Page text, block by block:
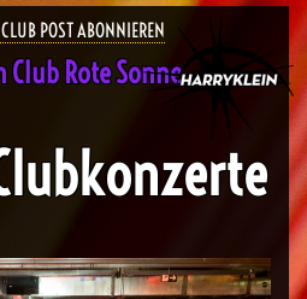
POST ABONNIEREN
Rote Sonne